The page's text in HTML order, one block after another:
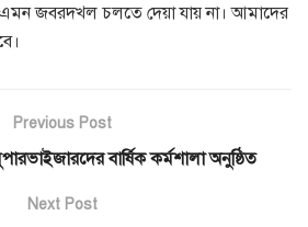
এমন জবরদখল চলতে দেয়া যায় না। আমাদের
Previous Post
বার্ষিক কর্মশালা অনুষ্ঠিত
Next Post